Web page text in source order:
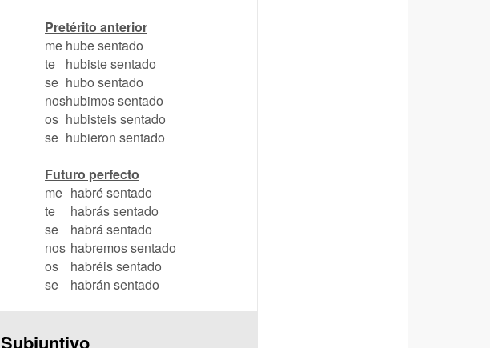
Pretérito anterior
me hube sentado
te
hubiste sentado
se hubo sentado
noshubimos sentado
os hubisteis sentado
se hubieron sentado
Futuro perfecto
me habré sentado
te
habrás sentado
se
habrá sentado
nos habremos sentado
os
habréis sentado
se
habrán sentado
Subjuntivo